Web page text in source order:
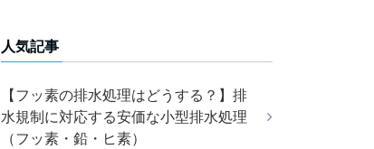
人気記事
【フッ素の排水処理はどうする？】排
水規制に対応する安価な小型排水処理
（フッ素・鉛・ヒ素）